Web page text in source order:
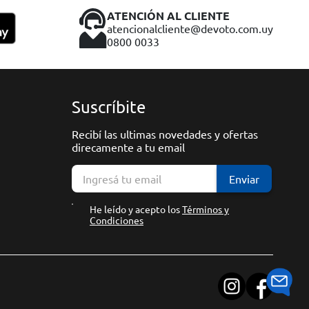
ATENCIÓN AL CLIENTE
atencionalcliente@devoto.com.uy
0800 0033
Suscríbite
Recibí las ultimas novedades y ofertas
direcamente a tu email
Enviar
He leído y acepto losTérminos y
Condiciones